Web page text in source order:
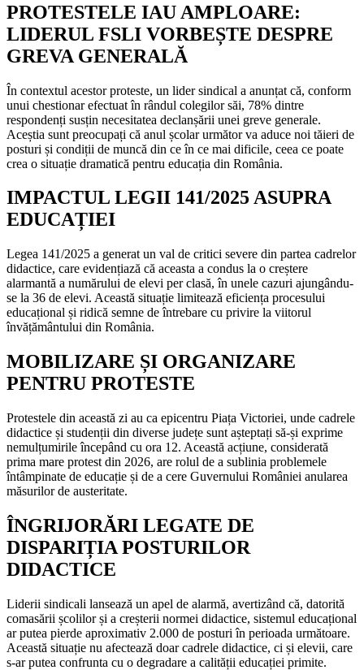
PROTESTELE IAU AMPLOARE:
LIDERUL FSLI VORBEȘTE DESPRE
GREVA GENERALĂ
În contextul acestor proteste, un lider sindical a anunțat că, conform
unui chestionar efectuat în rândul colegilor săi, 78% dintre
respondenți susțin necesitatea declanșării unei greve generale.
Aceștia sunt preocupați că anul școlar următor va aduce noi tăieri de
posturi și condiții de muncă din ce în ce mai dificile, ceea ce poate
crea o situație dramatică pentru educația din România.
IMPACTUL LEGII 141/2025 ASUPRA
EDUCAȚIEI
Legea 141/2025 a generat un val de critici severe din partea cadrelor
didactice, care evidențiază că aceasta a condus la o creștere
alarmantă a numărului de elevi per clasă, în unele cazuri ajungându-
se la 36 de elevi. Această situație limitează eficiența procesului
educațional și ridică semne de întrebare cu privire la viitorul
învățământului din România.
MOBILIZARE ȘI ORGANIZARE
PENTRU PROTESTE
Protestele din această zi au ca epicentru Piața Victoriei, unde cadrele
didactice și studenții din diverse județe sunt așteptați să-și exprime
nemulțumirile începând cu ora 12. Această acțiune, considerată
prima mare protest din 2026, are rolul de a sublinia problemele
întâmpinate de educație și de a cere Guvernului României anularea
măsurilor de austeritate.
ÎNGRIJORĂRI LEGATE DE
DISPARIȚIA POSTURILOR
DIDACTICE
Liderii sindicali lansează un apel de alarmă, avertizând că, datorită
comasării școlilor și a creșterii normei didactice, sistemul educațional
ar putea pierde aproximativ 2.000 de posturi în perioada următoare.
Această situație nu afectează doar cadrele didactice, ci și elevii, care
s-ar putea confrunta cu o degradare a calității educației primite.